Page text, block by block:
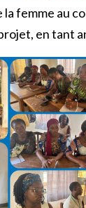
femme au
en tant